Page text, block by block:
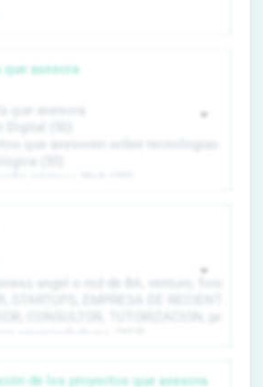
que asesora
de los proyectos que asesora